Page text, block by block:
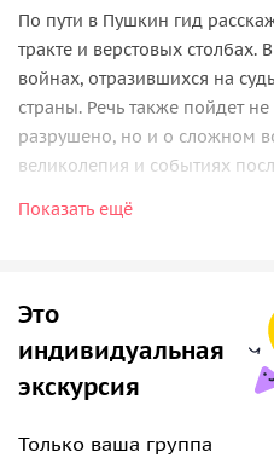
По пути в Пушкин гид
тракте и верстовых столбах.
войнах, отразившихся на
страны. Речь также пойдет
разрушено, но и о сложном
великолепия и событиях
ВЕкатерининском дворце
визуальные обманки
бульдонеж и печах-
случались при реставрации.
посмотреть фильмы. которые
Зубовский флигель
Показать ещё
Это
индивидуальная
экскурсия
Только ваша группа